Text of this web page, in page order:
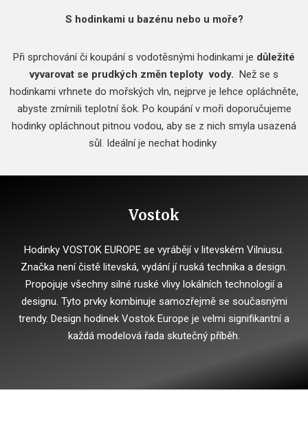
S hodinkami u bazénu nebo u moře?
Při sprchování či koupání s vodotěsnými hodinkami je důležité
vyvarovat se prudkých změn teploty vody. Než se s
hodinkami vrhnete do mořských vln, nejprve je lehce opláchněte,
abyste zmírnili teplotní šok. Po koupání v moři doporučujeme
hodinky opláchnout pitnou vodou, aby se z nich smyla usazená
sůl. Ideální je nechat hodinky
Vostok
Hodinky VOSTOK EUROPE se vyrábějí v litevském Vilniusu.
Značka není čistě litevská, vydání jí ruská technika a design.
Propojuje všechny silné ruské vlivy lokálních technologií a
designu. Tyto prvky kombinuje samozřejmě se současnými
trendy. Design hodinek Vostok Europe je velmi signifikantní a
každá modelová řada skutečný příběh.